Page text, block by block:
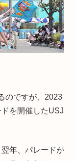
のですが、2023
を開催したUSJ
年、パレードが